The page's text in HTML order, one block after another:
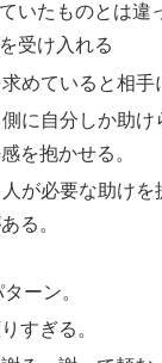
いたものとは違
受け入れる
めていると相手
に自分しか助
を抱かせる。
が必要な助けを
る。
ーン。
すぎる。